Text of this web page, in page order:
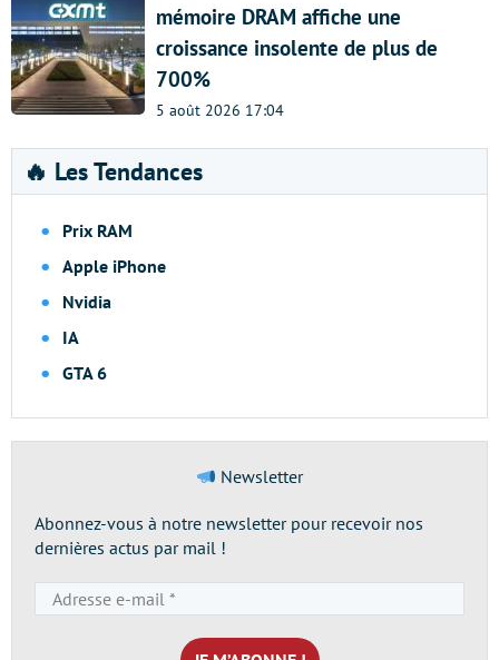
mémoire DRAM affiche une
croissance insolente de plus de
700%
5 août 2026 17:04
🔥 Les Tendances
Prix RAM
Apple iPhone
Nvidia
IA
GTA 6
Newsletter
Abonnez-vous à notre newsletter pour recevoir nos
dernières actus par mail !
e-
mail